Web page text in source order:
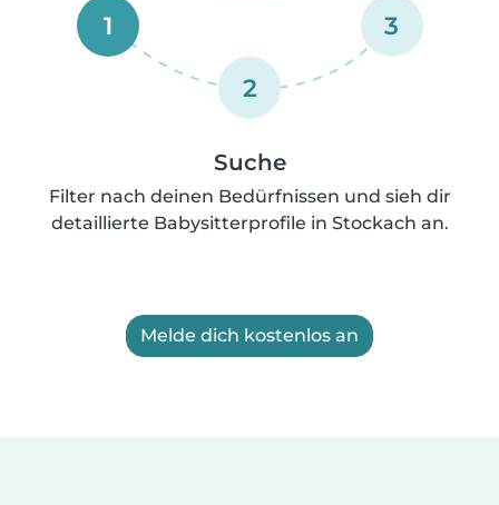
1
2
3
Suche
Filter nach deinen Bedürfnissen und sieh dir
detaillierte Babysitterprofile in Stockach an.
Melde dich kostenlos an